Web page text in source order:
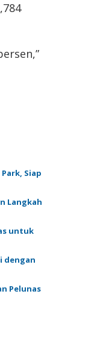
Siap
Langkah
untuk
dengan
Pelunas